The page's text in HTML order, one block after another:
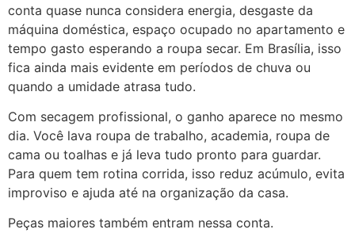
conta quase nunca considera energia, desgaste da
máquina doméstica, espaço ocupado no apartamento e
tempo gasto esperando a roupa secar. Em Brasília, isso
fica ainda mais evidente em períodos de chuva ou
quando a umidade atrasa tudo.
Com secagem profissional, o ganho aparece no mesmo
dia. Você lava roupa de trabalho, academia, roupa de
cama ou toalhas e já leva tudo pronto para guardar.
Para quem tem rotina corrida, isso reduz acúmulo, evita
improviso e ajuda até na organização da casa.
Peças maiores também entram nessa conta.